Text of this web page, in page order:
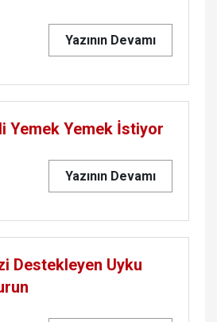
Yazının Devamı
Yemek Yemek İstiyor
Yazının Devamı
Destekleyen Uyku